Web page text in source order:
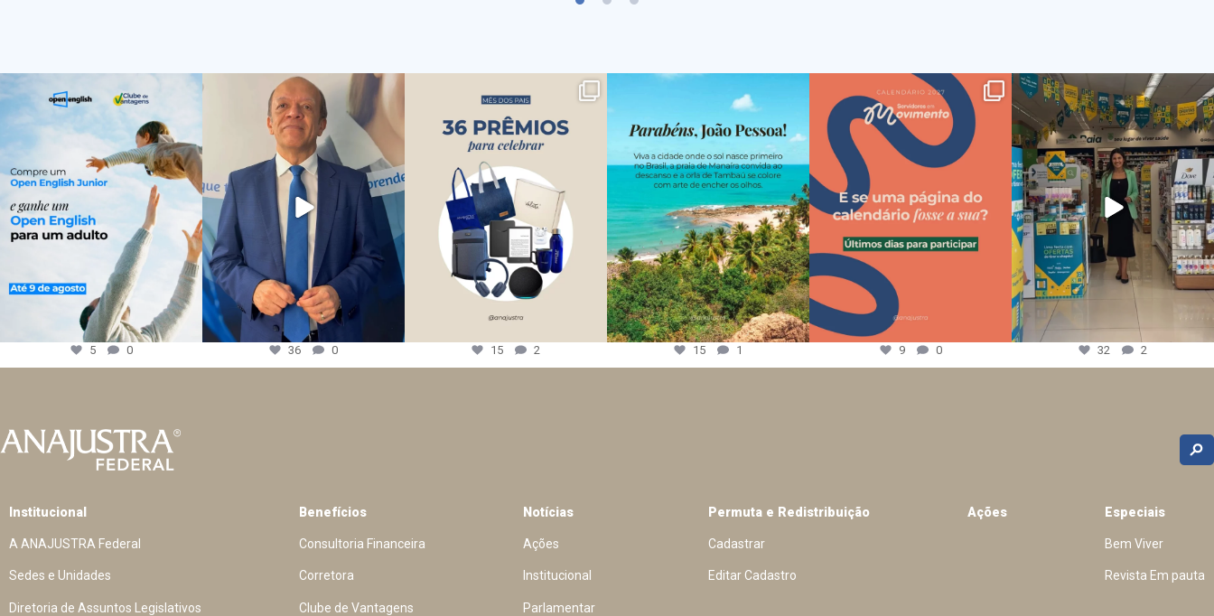
5 0 36 0 15 2 15 1 9 0 32 2
Institucional
A ANAJUSTRA Federal
Sedes e Unidades
Diretoria de Assuntos Legislativos
Benefícios
Consultoria Financeira
Corretora
Clube de Vantagens
Notícias
Ações
Institucional
Parlamentar
Permuta e Redistribuição
Cadastrar
Editar Cadastro
Ações Especiais
Bem Viver
Revista Em pauta